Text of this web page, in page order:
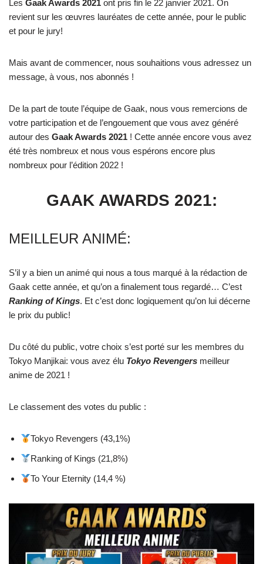
Les Gaak Awards 2021 ont pris fin le 22 janvier 2021. On
revient sur les œuvres lauréates de cette année, pour le public
et pour le jury!
Mais avant de commencer, nous souhaitions vous adressez un
message, à vous, nos abonnés !
De la part de toute l’équipe de Gaak, nous vous remercions de
votre participation et de l’engouement que vous avez généré
autour des Gaak Awards 2021 ! Cette année encore vous avez
été très nombreux et nous vous espérons encore plus
nombreux pour l’édition 2022 !
GAAK AWARDS 2021:
MEILLEUR ANIMÉ:
S’il y a bien un animé qui nous a tous marqué à la rédaction de
Gaak cette année, et qu’on a finalement tous regardé… C’est
Ranking of Kings. Et c’est donc logiquement qu’on lui décerne
le prix du public!
Du côté du public, votre choix s’est porté sur les membres du
Tokyo Manjikai: vous avez élu Tokyo Revengers meilleur
anime de 2021 !
Le classement des votes du public :
Tokyo Revengers (43,1%)
Ranking of Kings (21,8%)
To Your Eternity (14,4 %)